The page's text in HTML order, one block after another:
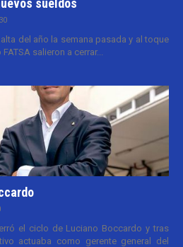
sueldos
del año la semana pasada y al toque
salieron a cerrar...
el ciclo de Luciano Boccardo y tras
actuaba como gerente general del